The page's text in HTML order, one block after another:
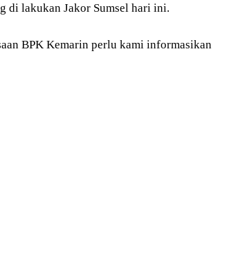
di lakukan Jakor Sumsel hari ini.
BPK Kemarin perlu kami informasikan